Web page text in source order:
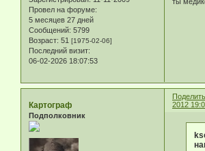
Провел на форуме:
5 месяцев 27 дней
Сообщений: 5799
Возраст: 51 [1975-02-06]
Последний визит:
06-02-2026 18:07:53
2012
Картограф
Подполковник